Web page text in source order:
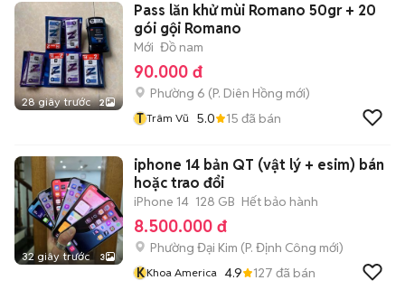
28 giây trước 2
Pass lăn khử mùi Romano 50gr + 20
gói gội Romano
Mới Đồ nam
90.000 đ
Phường 6 (P. Diên Hồng mới)
T Trâm Vũ 5.0 15 đã bán
32 giây trước 3
iphone 14 bản QT (vật lý + esim) bán
hoặc trao đổi
iPhone 14 128 GB Hết bảo hành
8.500.000 đ
Phường Đại Kim (P. Định Công mới)
KKhoa America 4.9 127 đã bán